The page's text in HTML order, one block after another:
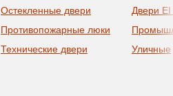
Остекленные двери
Противопожарные люки
Технические двери
Двери
Уличные